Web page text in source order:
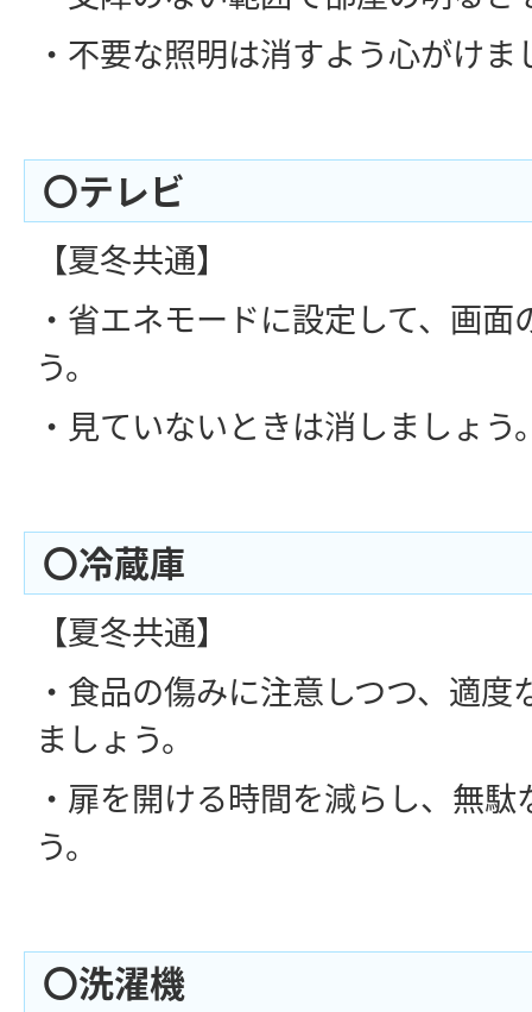
・不要な照明は消すよう心がけま
〇テレビ
【夏冬共通】
・省エネモードに設定して、画
う。
・見ていないときは消しましょう
〇冷蔵庫
【夏冬共通】
・食品の傷みに注意しつつ、適
ましょう。
・扉を開ける時間を減らし、無
う。
〇洗濯機